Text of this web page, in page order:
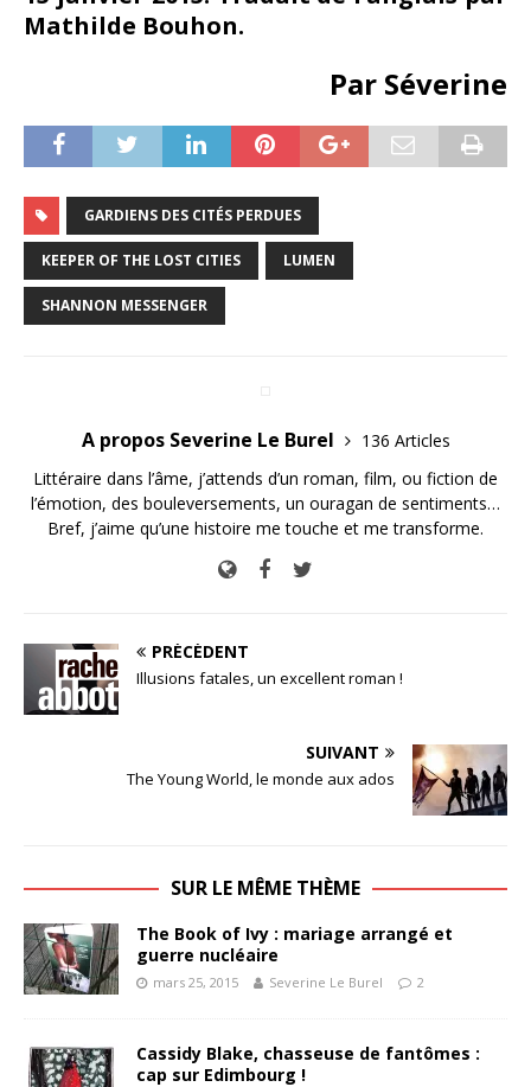
Mathilde Bouhon.
Par Séverine
GARDIENS DES CITÉS PERDUES
KEEPER OF THE LOST CITIES LUMEN
SHANNON MESSENGER
A propos Severine Le Burel
136 Articles
Littéraire dans l’âme, j’attends d’un roman, film, ou fiction de
l’émotion, des bouleversements, un ouragan de sentiments…
Bref, j’aime qu’une histoire me touche et me transforme.
PRÉCÉDENT
Illusions fatales, un excellent roman !
SUIVANT
The Young World, le monde aux ados
SUR LE MÊME THÈME
The Book of Ivy : mariage arrangé et
guerre nucléaire
mars 25, 2015 Severine Le Burel 2
Cassidy Blake, chasseuse de fantômes :
cap sur Edimbourg !